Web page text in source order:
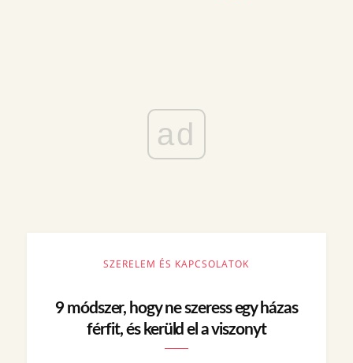
ad
SZERELEM ÉS KAPCSOLATOK
9 módszer, hogy ne szeress egy házas
férfit, és kerüld el a viszonyt